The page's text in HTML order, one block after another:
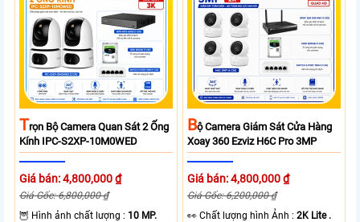
TRọn Bộ Camera Quan Sát 2 Ống
Kính IPC-S2XP-10M0WED
Giá bán: 4,800,000 ₫
Giá Gốc: 6,800,000 ₫
🦉 Hình ảnh chất lượng : 10 MP.
BỘ Camera Giám Sát Cửa Hàng
Xoay 360 Ezviz H6C Pro 3MP
Giá bán: 4,800,000 ₫
Giá Gốc: 6,200,000 ₫
️👀 Chất lượng hình Ảnh :2K Lite .